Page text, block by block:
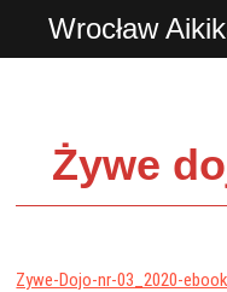
treści
Wrocław
Żywe
Zywe-Dojo-nr-03_2020-ebook